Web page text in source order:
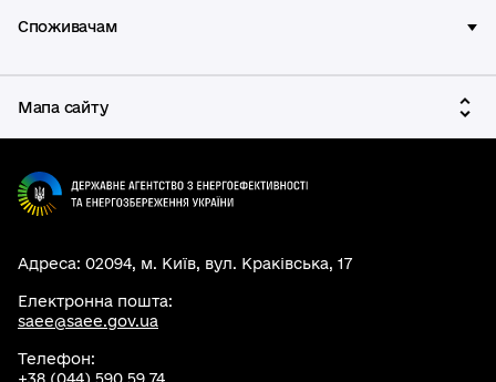
Споживачам
Мапа сайту
Адреса: 02094, м. Київ, вул. Краківська, 17
Електронна пошта:
saee@saee.gov.ua
Телефон: